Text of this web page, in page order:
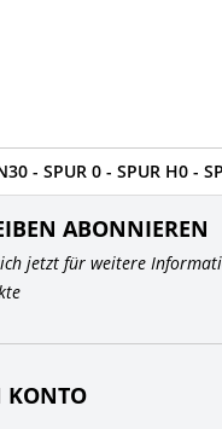
- SPUR 0 - SPUR H0 -
ABONNIEREN
jetzt für weitere
KONTO